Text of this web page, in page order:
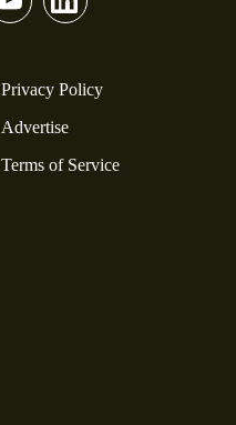
Privacy Policy
Advertise
Terms of Service